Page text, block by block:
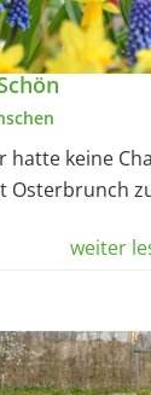
hatte keine
Osterbrunch
weiter